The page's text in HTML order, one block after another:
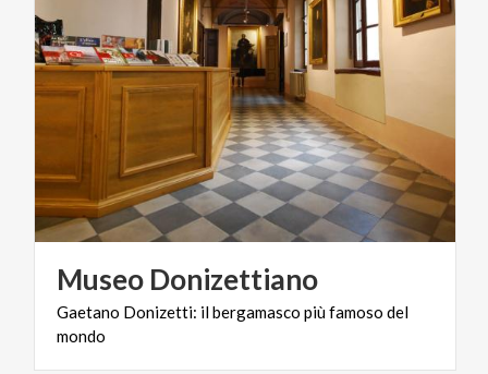
Museo Donizettiano
Gaetano Donizetti: ilbergamasco piùfamoso del
mondo